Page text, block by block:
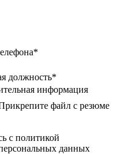
должность*
информация
файл с резюме
с политикой
данных